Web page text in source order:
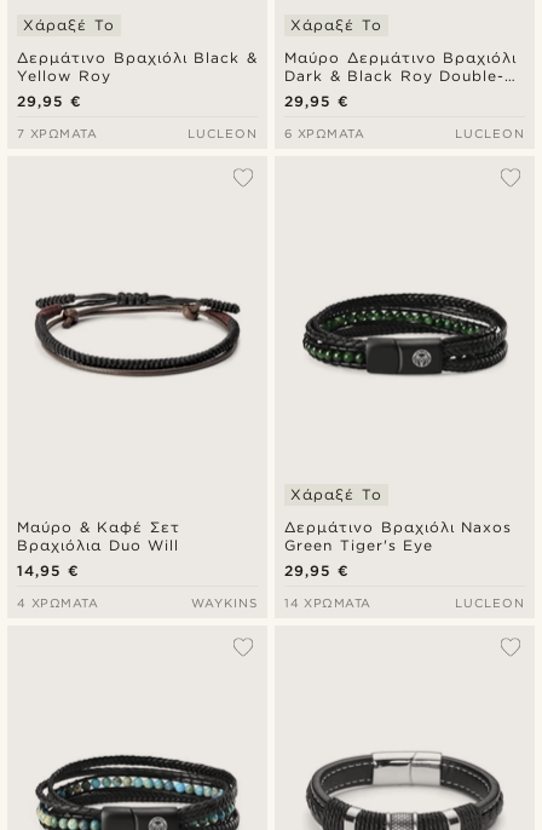
Δερμάτινο Βραχιόλι Black &
Yellow Roy
Χάραξέ Το
29,95 €
7 ΧΡΏΜΑΤΑ LUCLEON
Μαύρο Δερμάτινο Βραχιόλι
Dark & Black Roy Double-
Wrap
Χάραξέ Το
29,95 €
6 ΧΡΏΜΑΤΑ LUCLEON
Μαύρο & Καφέ Σετ
Βραχιόλια Duo Will
14,95 €
4 ΧΡΏΜΑΤΑ WAYKINS
Δερμάτινο Βραχιόλι Naxos
Green Tiger's Eye
Χάραξέ Το
29,95 €
14 ΧΡΏΜΑΤΑ LUCLEON